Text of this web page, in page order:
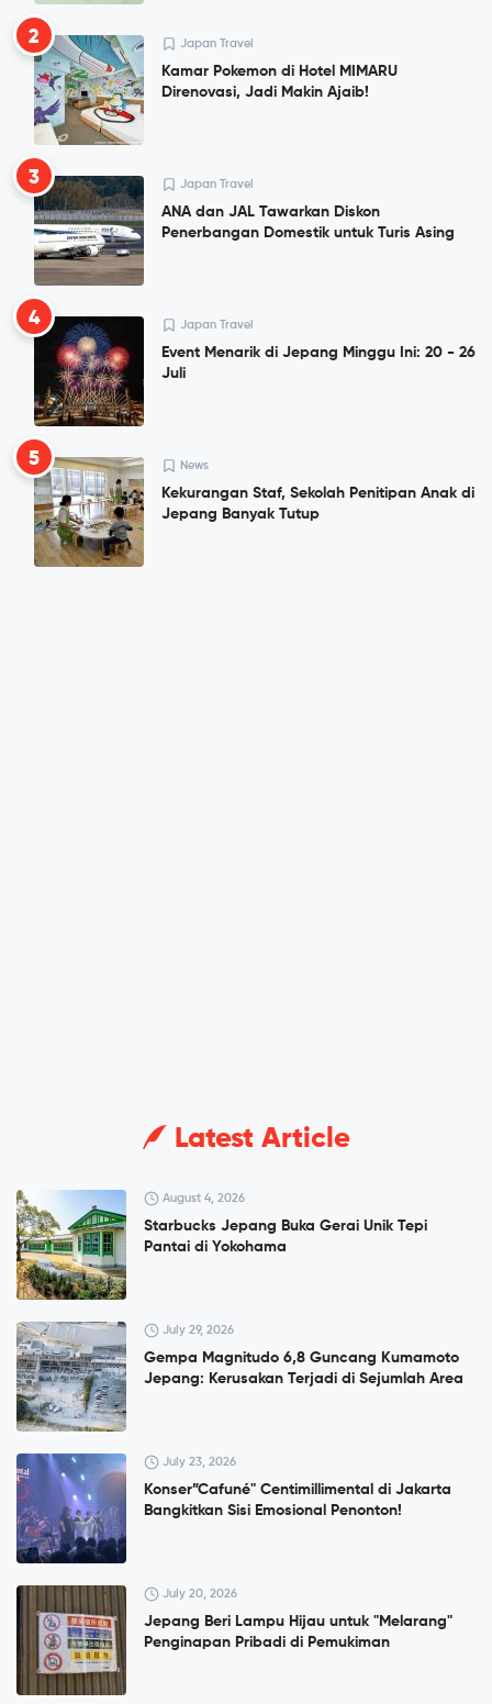
2 Japan Travel
Kamar Pokemon di Hotel MIMARU
Direnovasi, Jadi Makin Ajaib!
3 Japan Travel
ANA dan JAL Tawarkan Diskon
Penerbangan Domestik untuk Turis Asing
4 Japan Travel
Event Menarik di Jepang Minggu Ini: 20 - 26
Juli
5 News
Kekurangan Staf, Sekolah Penitipan Anak di
Jepang Banyak Tutup
Latest Article
August 4, 2026
Starbucks Jepang Buka Gerai Unik Tepi
Pantai di Yokohama
July 29, 2026
Gempa Magnitudo 6,8 Guncang Kumamoto
Jepang: Kerusakan Terjadi di Sejumlah Area
July 23, 2026
Konser”Cafuné" Centimillimental di Jakarta
Bangkitkan Sisi Emosional Penonton!
July 20, 2026
Jepang Beri Lampu Hijau untuk "Melarang"
Penginapan Pribadi di Pemukiman